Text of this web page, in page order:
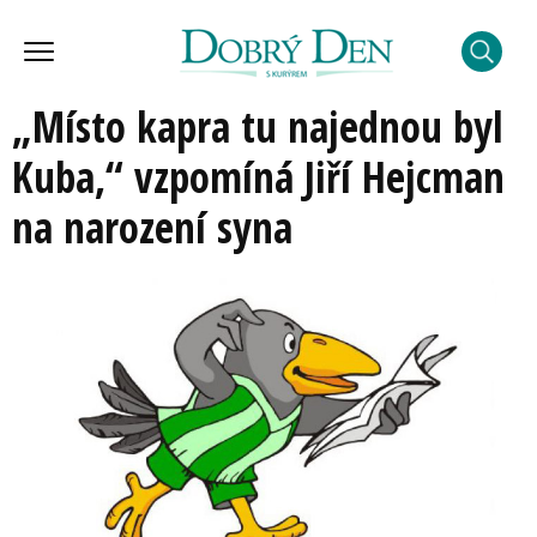
„Místo kapra tu najednou byl
Kuba,“ vzpomíná Jiří Hejcman
na narození syna